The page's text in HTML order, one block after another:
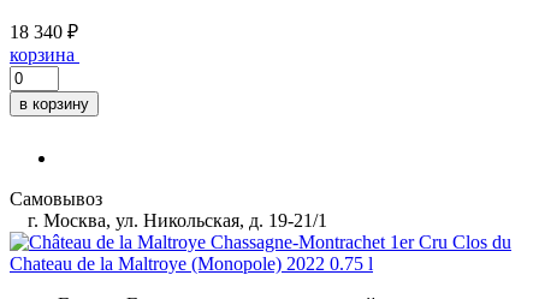
18 340 ₽
корзина
в корзину
Самовывоз
г. Москва, ул. Никольская, д. 19-21/1